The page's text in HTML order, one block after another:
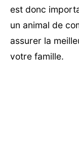
est donc
un animal de
assurer la
votre famille.